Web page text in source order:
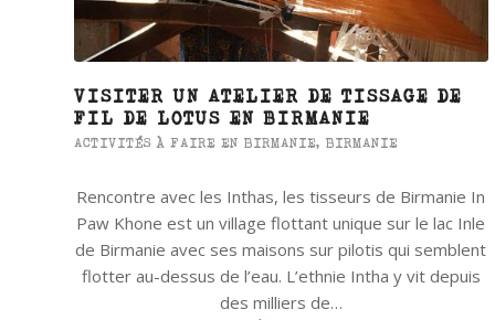
VISITER UN ATELIER DE TISSAGE DE
FIL DE LOTUS EN BIRMANIE
ACTIVITÉS À FAIRE EN BIRMANIE, BIRMANIE
Rencontre avec les Inthas, les tisseurs de Birmanie In
Paw Khone est un village flottant unique sur le lac Inle
de Birmanie avec ses maisons sur pilotis qui semblent
flotter au-dessus de l’eau. L’ethnie Intha y vit depuis
des milliers de…